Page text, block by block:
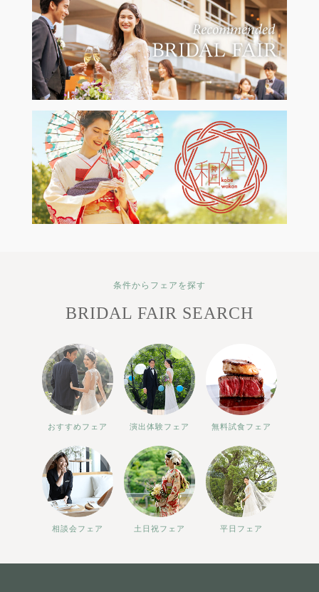
条件からフェアを探す
BRIDAL FAIR SEARCH
おすすめフェア 演出体験フェア 無料試食フェア
相談会フェア 土日祝フェア 平日フェア